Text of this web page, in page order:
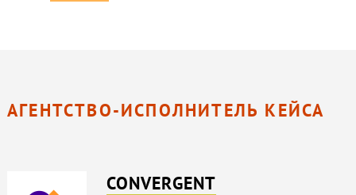
АГЕНТСТВО-ИСПОЛНИТЕЛЬ КЕЙСА
CONVERGENT